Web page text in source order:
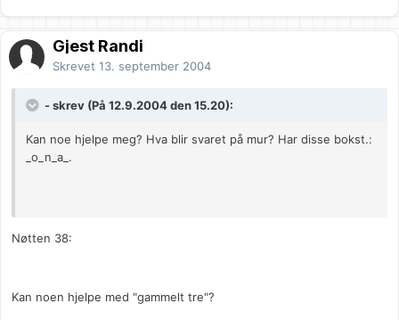
Gjest Randi
Skrevet 13. september 2004
- skrev (På 12.9.2004 den 15.20):
Kan noe hjelpe meg? Hva blir svaret på mur? Har disse bokst.:
_o_n_a_.
Nøtten 38:
Kan noen hjelpe med "gammelt tre"?